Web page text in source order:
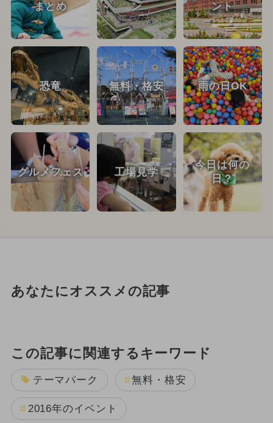
まとめ
ン
ント
恐竜 無料・格安 雨の日OK
グルメフェス 工場見学
今日は何の
日？
あなたにオススメの記事
この記事に関連するキーワード
テーマパーク 無料・格安
2016年のイベント